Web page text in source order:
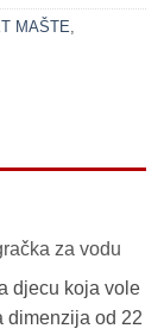
MAŠTE
za vodu
djecu koja vole
dimenzija od 22